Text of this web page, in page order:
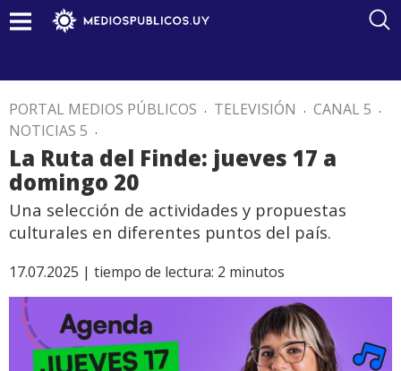
PORTAL MEDIOS PÚBLICOS . TELEVISIÓN . CANAL 5 .
NOTICIAS 5 .
La Ruta del Finde: jueves 17 a
domingo 20
Una selección de actividades y propuestas
culturales en diferentes puntos del país.
17.07.2025 | tiempo de lectura: 2 minutos